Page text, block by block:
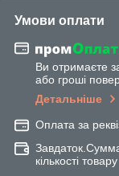
Умови оплати
Ви отримаєте
або гроші
Детальніше
Оплата за
Завдаток.Сумма
кількості товару